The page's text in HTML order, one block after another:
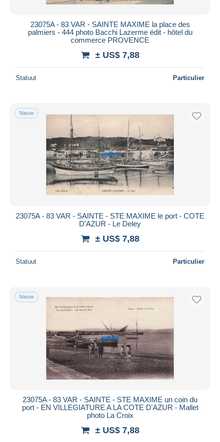
23075A - 83 VAR - SAINTE MAXIME la place des
palmiers - 444 photo Bacchi Lazerme édit - hôtel du
commerce PROVENCE
± US$ 7,88
Statuut Particulier
Nieuw
23075A - 83 VAR - SAINTE - STE MAXIME le port - COTE
D'AZUR - Le Deley
± US$ 7,88
Statuut Particulier
Nieuw
23075A - 83 VAR - SAINTE - STE MAXIME un coin du
port - EN VILLEGIATURE A LA COTE D'AZUR - Mallet
photo La Croix
± US$ 7,88